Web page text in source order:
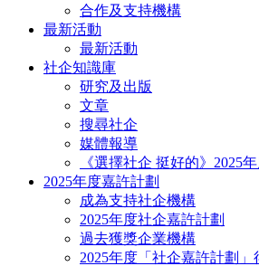
合作及支持機構
最新活動
最新活動
社企知識庫
研究及出版
文章
搜尋社企
媒體報導
《選擇社企 挺好的》2025
2025年度嘉許計劃
成為支持社企機構
2025年度社企嘉許計劃
過去獲獎企業機構
2025年度「社企嘉許計劃」